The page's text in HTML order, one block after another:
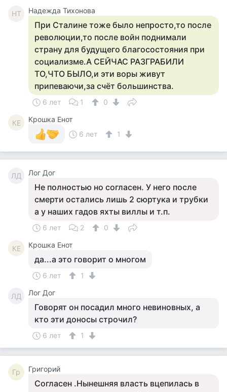
НТ Надежда Тихонова
При Сталине тоже было непросто,то после
революции,то после войн поднимали
страну для будущего благосостояния при
социализме.А СЕЙЧАС РАЗГРАБИЛИ
ТО,ЧТО БЫЛО,и эти воры живут
припеваючи,за счёт большинства.
6 лет 1 0
КЕ
Крошка Енот
6 лет
1
ЛД Лог Дог
Не полностью но согласен. У него после
смерти остались лишь 2 сюртука и трубки
а у наших гадов яхты виллы и т.п.
6 лет 2 0
КЕ Крошка Енот
да...а это говорит о многом
6 лет 1
ЛД Лог Дог
Говорят он посадил много невиновных, а
кто эти доносы строчил?
6 лет 1
Гр Григорий
Согласен .Нынешняя власть вцепилась в